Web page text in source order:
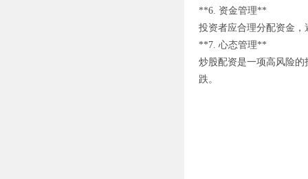
**6. 资金管理**
投资者应合理分配资金
**7. 心态管理**
炒股配资是一项高风险
跌。